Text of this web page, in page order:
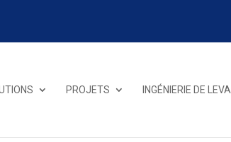
PROJETS INGÉNIERIE DE